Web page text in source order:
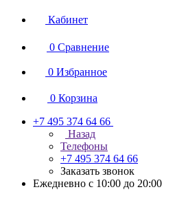
Кабинет
0 Сравнение
0 Избранное
0 Корзина
+7 495 374 64 66
Назад
Телефоны
+7 495 374 64 66
Заказать звонок
Ежедневно с 10:00 до 20:00